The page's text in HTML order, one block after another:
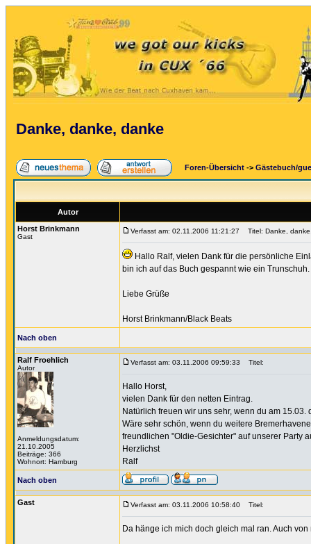
Danke, danke, danke
Foren-Übersicht -> Gästebuch/
Autor
Horst Brinkmann
Gast
Verfasst am: 02.11.2006 11:21:27 Titel: Danke,
Hallo Ralf, vielen Dank für die persönliche
bin ich auf das Buch gespannt wie ein Trunschuh.
Liebe Grüße
Horst Brinkmann/Black Beats
Nach oben
Ralf Froehlich
Autor
Anmeldungsdatum:
21.10.2005
Beiträge: 366
Wohnort: Hamburg
Verfasst am: 03.11.2006 09:59:33 Titel:
Hallo Horst,
vielen Dank für den netten Eintrag.
Natürlich freuen wir uns sehr, wenn du am 15.03.
Wäre sehr schön, wenn du weitere
freundlichen "Oldie-Gesichter" auf unserer Party
Herzlichst
Ralf
Nach oben
Gast Verfasst am: 03.11.2006 10:58:40 Titel:
Da hänge ich mich doch gleich mal ran. Auch